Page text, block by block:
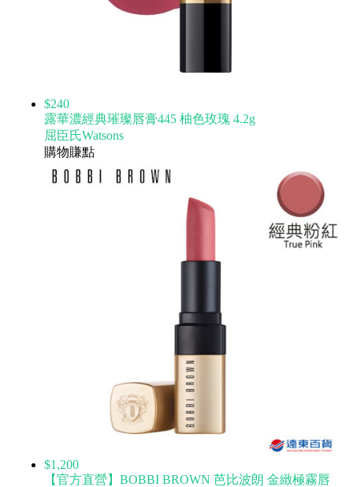
$240
露華濃經典璀璨唇膏445 柚色玫瑰 4.2g
屈臣氏Watsons
購物賺點
$1,200
【官方直營】BOBBI BROWN 芭比波朗 金緻極霧唇